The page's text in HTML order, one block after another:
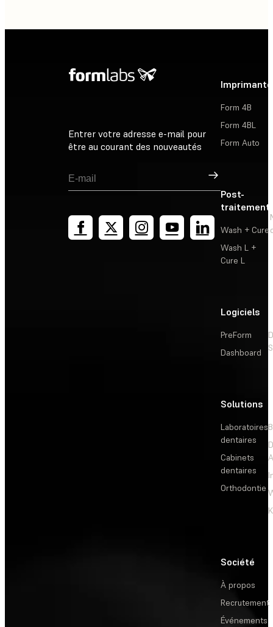
Entrer votre adresse e-mail pour
être au courant des nouveautés
Inscription
Form 4B
Form 4BL
Form Auto
Post-
traitement
Wash + Cure
Wash L +
Cure L
Logiciels
PreForm
Dashboard
Solutions
Laboratoires
dentaires
Cabinets
dentaires
Orthodontie
Société
À propos
Recrutement
Événements